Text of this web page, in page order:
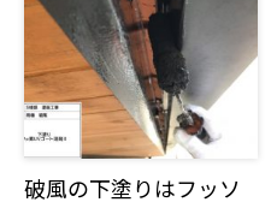
破風の下塗りはフッソ